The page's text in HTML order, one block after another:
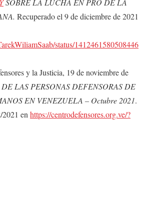
SOBRE LA LUCHA EN PRO DE LA
Recuperado el 9 de diciembre de 2021
status/1412461580508446
y la Justicia, 19 de noviembre de
LAS PERSONAS DEFENSORAS DE
EN VENEZUELA – Octubre 2021.
en https://centrodefensores.org.ve/?